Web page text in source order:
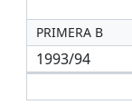
PRIMERA B
1993/94